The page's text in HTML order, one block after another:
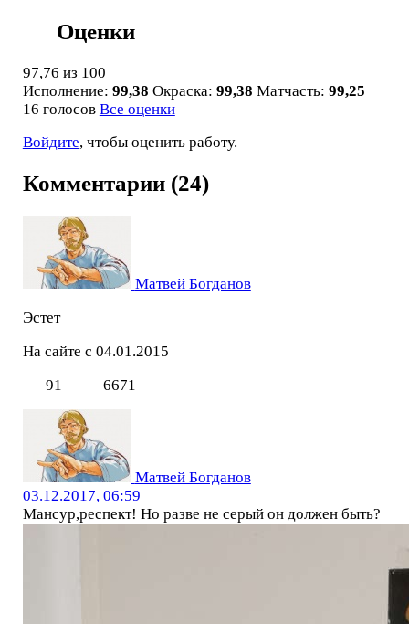
Оценки
97,76 из 100
Исполнение: 99,38 Окраска: 99,38 Матчасть: 99,25
16 голосов Все оценки
Войдите, чтобы оценить работу.
Комментарии (24)
Матвей Богданов
Эстет
На сайте с 04.01.2015
91
6671
Матвей Богданов
03.12.2017, 06:59
Мансур,респект! Но разве не серый он должен быть?